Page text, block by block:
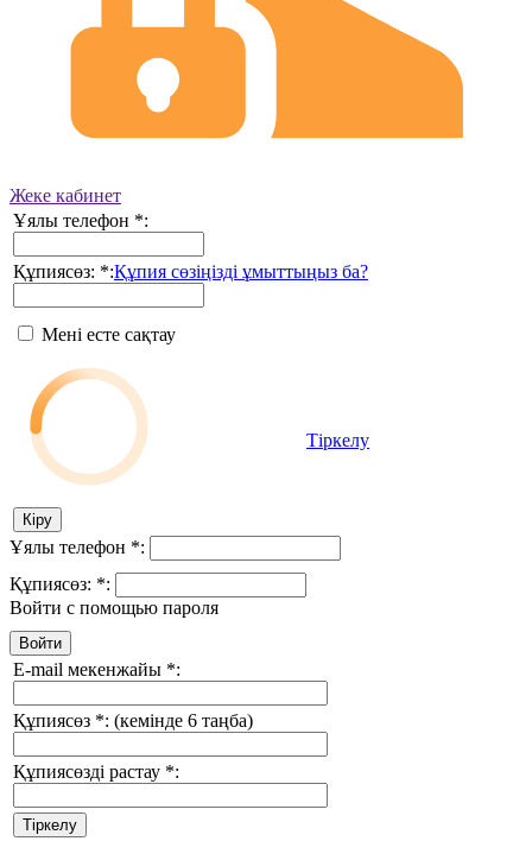
Жеке кабинет
Ұялы телефон *:
Құпиясөз: *:Құпия сөзіңізді ұмыттыңыз ба?
Мені есте сақтау
Тіркелу
Ұялы телефон *:
Құпиясөз: *:
Войти с помощью пароля
E-mail мекенжайы *:
Құпиясөз *: (кемінде 6 таңба)
Құпиясөзді растау *: